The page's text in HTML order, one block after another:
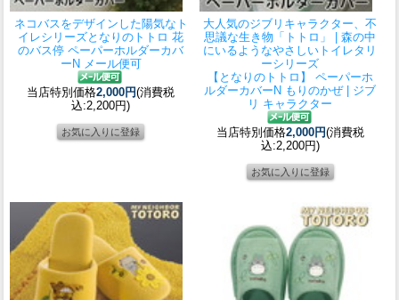
ネコバスをデザインした陽気なト
イレシリーズとなりのトトロ 花
のバス停 ペーパーホルダーカバ
ーN メール便可
当店特別価格2,000円(消費税
込:2,200円)
大人気のジブリキャラクター、不
思議な生き物「トトロ」 | 森の中
にいるようなやさしいトイレタリ
ーシリーズ
【となりのトトロ】 ペーパーホ
ルダーカバーN もりのかぜ | ジブ
リ キャラクター
当店特別価格2,000円(消費税
込:2,200円)